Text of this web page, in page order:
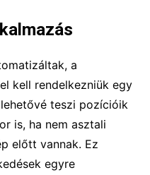
a
kell rendelkezniük egy
teszi pozícióik
is, ha nem asztali
előtt vannak. Ez
egyre